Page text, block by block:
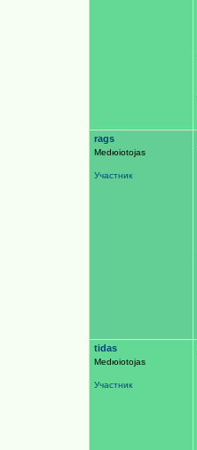
rags
Medюiotojas
Участник
tidas
Medюiotojas
Участник